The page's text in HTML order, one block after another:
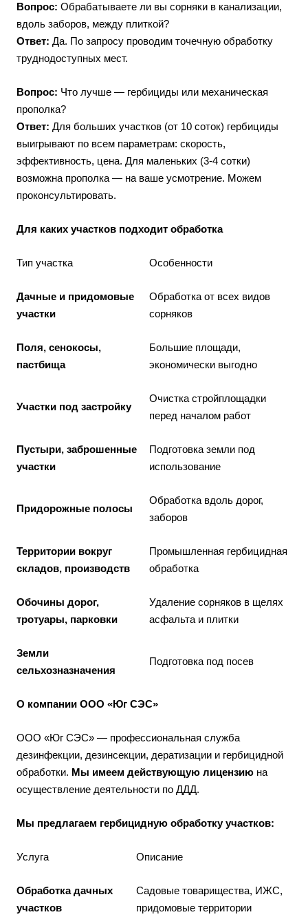
Вопрос: Обрабатываете ли вы сорняки в канализации,
вдоль заборов, между плиткой?
Ответ: Да. По запросу проводим точечную обработку
труднодоступных мест.
Вопрос: Что лучше — гербициды или механическая
прополка?
Ответ: Для больших участков (от 10 соток) гербициды
выигрывают по всем параметрам: скорость,
эффективность, цена. Для маленьких (3-4 сотки)
возможна прополка — на ваше усмотрение. Можем
проконсультировать.
Для каких участков подходит обработка
Тип участка Особенности
Дачные и придомовые
участки
Обработка от всех видов
сорняков
Поля, сенокосы,
пастбища
Большие площади,
экономически выгодно
Участки под застройку
Очистка стройплощадки
перед началом работ
Пустыри, заброшенные
участки
Подготовка земли под
использование
Придорожные полосы
Обработка вдоль дорог,
заборов
Территории вокруг
складов, производств
Промышленная гербицидная
обработка
Обочины дорог,
тротуары, парковки
Удаление сорняков в щелях
асфальта и плитки
Земли
сельхозназначения
Подготовка под посев
О компании ООО «Юг СЭС»
ООО «Юг СЭС» — профессиональная служба
дезинфекции, дезинсекции, дератизации и гербицидной
обработки. Мы имеем действующую лицензию на
осуществление деятельности по ДДД.
Мы предлагаем гербицидную обработку участков:
Услуга Описание
Обработка дачных
участков
Садовые товарищества, ИЖС,
придомовые территории